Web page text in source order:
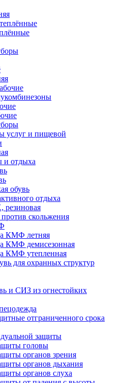
услуг и пищевой
и отдыха
обувь
отдыха
против скольжения
КМФ летняя
КМФ демисезонная
КМФ утепленная
для охранных структур
и СИЗ из огнестойких
отграниченного срока
защиты
головы
органов зрения
органов дыхания
органов слуха